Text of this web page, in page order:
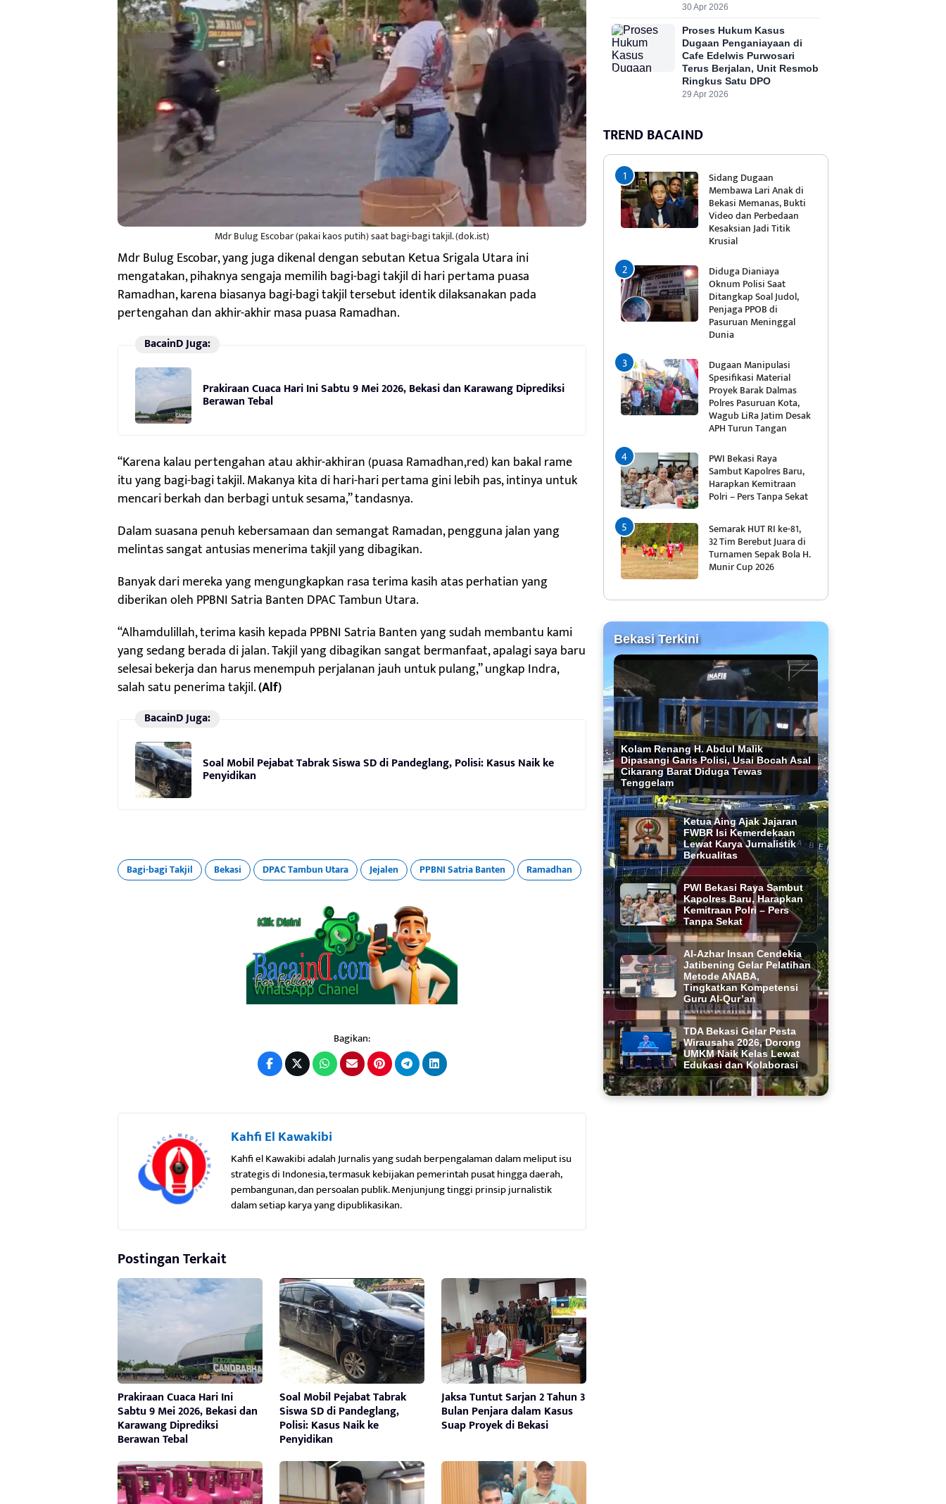
Mdr Bulug Escobar (pakai kaos putih) saat bagi-bagi takjil. (dok.ist)
Mdr Bulug Escobar, yang juga dikenal dengan sebutan Ketua Srigala Utara ini
mengatakan, pihaknya sengaja memilih bagi-bagi takjil di hari pertama puasa
Ramadhan, karena biasanya bagi-bagi takjil tersebut identik dilaksanakan pada
pertengahan dan akhir-akhir masa puasa Ramadhan.
BacainD Juga:
Prakiraan Cuaca Hari Ini Sabtu 9 Mei 2026, Bekasi dan Karawang Diprediksi
Berawan Tebal
“Karena kalau pertengahan atau akhir-akhiran (puasa Ramadhan,red) kan bakal rame
itu yang bagi-bagi takjil. Makanya kita di hari-hari pertama gini lebih pas, intinya untuk
mencari berkah dan berbagi untuk sesama,” tandasnya.
Dalam suasana penuh kebersamaan dan semangat Ramadan, pengguna jalan yang
melintas sangat antusias menerima takjil yang dibagikan.
Banyak dari mereka yang mengungkapkan rasa terima kasih atas perhatian yang
diberikan oleh PPBNI Satria Banten DPAC Tambun Utara.
“Alhamdulillah, terima kasih kepada PPBNI Satria Banten yang sudah membantu kami
yang sedang berada di jalan. Takjil yang dibagikan sangat bermanfaat, apalagi saya baru
selesai bekerja dan harus menempuh perjalanan jauh untuk pulang,” ungkap Indra,
salah satu penerima takjil.(Alf)
BacainD Juga:
Soal Mobil Pejabat Tabrak Siswa SD di Pandeglang, Polisi: Kasus Naik ke
Penyidikan
Bagi-bagi Takjil Bekasi DPAC Tambun Utara Jejalen PPBNI Satria Banten Ramadhan
Bagikan:
Kahfi El Kawakibi
Kahfi el Kawakibi adalah Jurnalis yang sudah berpengalaman dalam meliput isu
strategis di Indonesia, termasuk kebijakan pemerintah pusat hingga daerah,
pembangunan, dan persoalan publik. Menjunjung tinggi prinsip jurnalistik
dalam setiap karya yang dipublikasikan.
Postingan Terkait
Prakiraan Cuaca Hari Ini
Sabtu 9 Mei 2026, Bekasi dan
Karawang Diprediksi
Berawan Tebal
Soal Mobil Pejabat Tabrak
Siswa SD di Pandeglang,
Polisi: Kasus Naik ke
Penyidikan
Jaksa Tuntut Sarjan 2 Tahun 3
Bulan Penjara dalam Kasus
Suap Proyek di Bekasi
30 Apr 2026
Proses Hukum Kasus
Dugaan Penganiayaan di
Cafe Edelwis Purwosari
Terus Berjalan, Unit Resmob
Ringkus Satu DPO
29 Apr 2026
TREND BACAIND
Sidang Dugaan
Membawa Lari Anak di
Bekasi Memanas, Bukti
Video dan Perbedaan
Kesaksian Jadi Titik
Krusial
Diduga Dianiaya
Oknum Polisi Saat
Ditangkap Soal Judol,
Penjaga PPOB di
Pasuruan Meninggal
Dunia
Dugaan Manipulasi
Spesifikasi Material
Proyek Barak Dalmas
Polres Pasuruan Kota,
Wagub LiRa Jatim Desak
APH Turun Tangan
PWI Bekasi Raya
Sambut Kapolres Baru,
Harapkan Kemitraan
Polri – Pers Tanpa Sekat
Semarak HUT RI ke-81,
32 Tim Berebut Juara di
Turnamen Sepak Bola H.
Munir Cup 2026
Bekasi Terkini
Kolam Renang H. Abdul Malik
Dipasangi Garis Polisi, Usai Bocah Asal
Cikarang Barat Diduga Tewas
Tenggelam
Ketua Aing Ajak Jajaran
FWBR Isi Kemerdekaan
Lewat Karya Jurnalistik
Berkualitas
PWI Bekasi Raya Sambut
Kapolres Baru, Harapkan
Kemitraan Polri – Pers
Tanpa Sekat
Al-Azhar Insan Cendekia
Jatibening Gelar Pelatihan
Metode ANABA,
Tingkatkan Kompetensi
Guru Al-Qur’an
TDA Bekasi Gelar Pesta
Wirausaha 2026, Dorong
UMKM Naik Kelas Lewat
Edukasi dan Kolaborasi